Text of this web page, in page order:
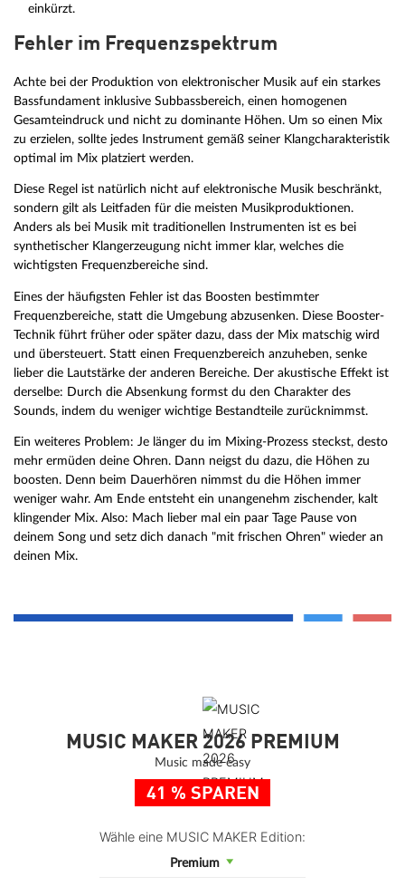
einkürzt.
Fehler im Frequenzspektrum
Achte bei der Produktion von elektronischer Musik auf ein starkes
Bassfundament inklusive Subbassbereich, einen homogenen
Gesamteindruck und nicht zu dominante Höhen. Um so einen Mix
zu erzielen, sollte jedes Instrument gemäß seiner Klangcharakteristik
optimal im Mix platziert werden.
Diese Regel ist natürlich nicht auf elektronische Musik beschränkt,
sondern gilt als Leitfaden für die meisten Musikproduktionen.
Anders als bei Musik mit traditionellen Instrumenten ist es bei
synthetischer Klangerzeugung nicht immer klar, welches die
wichtigsten Frequenzbereiche sind.
Eines der häufigsten Fehler ist das Boosten bestimmter
Frequenzbereiche, statt die Umgebung abzusenken. Diese Booster-
Technik führt früher oder später dazu, dass der Mix matschig wird
und übersteuert. Statt einen Frequenzbereich anzuheben, senke
lieber die Lautstärke der anderen Bereiche. Der akustische Effekt ist
derselbe: Durch die Absenkung formst du den Charakter des
Sounds, indem du weniger wichtige Bestandteile zurücknimmst.
Ein weiteres Problem: Je länger du im Mixing-Prozess steckst, desto
mehr ermüden deine Ohren. Dann neigst du dazu, die Höhen zu
boosten. Denn beim Dauerhören nimmst du die Höhen immer
weniger wahr. Am Ende entsteht ein unangenehm zischender, kalt
klingender Mix. Also: Mach lieber mal ein paar Tage Pause von
deinem Song und setz dich danach "mit frischen Ohren" wieder an
deinen Mix.
MUSIC MAKER 2026 PREMIUM
Music made easy
41 % SPAREN
Wähle eine MUSIC MAKER Edition:
Premium